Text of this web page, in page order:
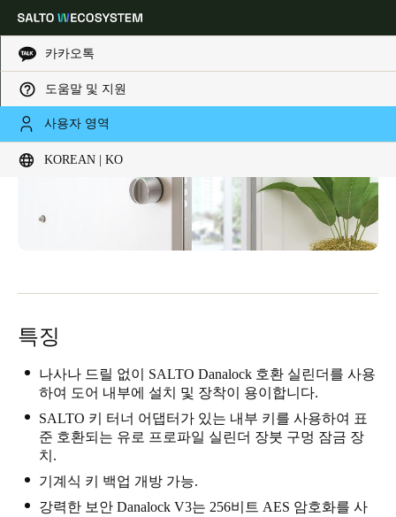
카카오톡
도움말 및 지원
사용자 영역
KOREAN | KO
Global
Korean
Korean
KoreanEnglish
Singapore
English
Hong Kong
English
특징
나사나 드릴 없이 SALTO Danalock 호환 실린더를 사용
하여 도어 내부에 설치 및 장착이 용이합니다.
SALTO 키 터너 어댑터가 있는 내부 키를 사용하여 표
준 호환되는 유로 프로파일 실린더 장붓 구멍 잠금 장
치.
기계식 키 백업 개방 가능.
강력한 보안 Danalock V3는 256비트 AES 암호화를 사